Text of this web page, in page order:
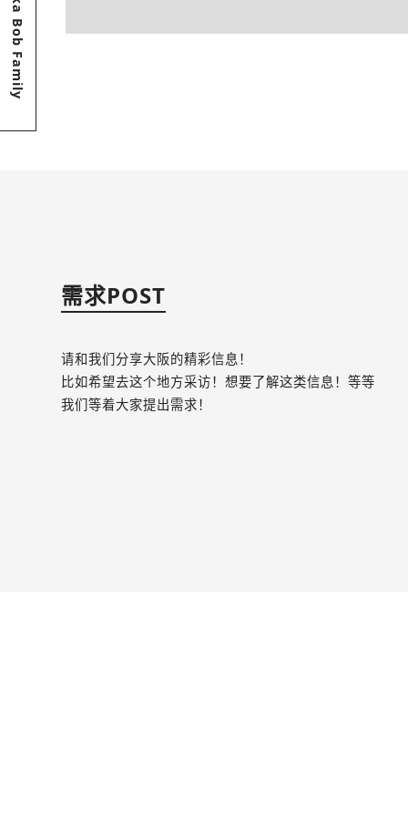
Osaka Bob Family
需求POST
请和我们分享大阪的精彩信息！
比如希望去这个地方采访！想要了解这类信息！等等
我们等着大家提出需求！